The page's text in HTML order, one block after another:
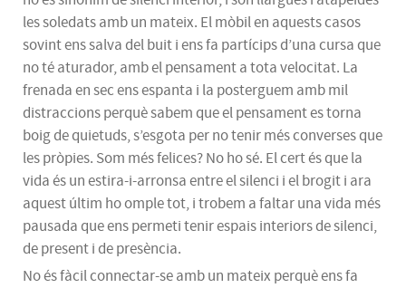
les soledats amb un mateix. El mòbil en aquests casos
sovint ens salva del buit i ens fa partícips d’una cursa que
no té aturador, amb el pensament a tota velocitat. La
frenada en sec ens espanta i la posterguem amb mil
distraccions perquè sabem que el pensament es torna
boig de quietuds, s’esgota per no tenir més converses que
les pròpies. Som més felices? No ho sé. El cert és que la
vida és un estira-i-arronsa entre el silenci i el brogit i ara
aquest últim ho omple tot, i trobem a faltar una vida més
pausada que ens permeti tenir espais interiors de silenci,
de present i de presència.
No és fàcil connectar-se amb un mateix perquè ens fa